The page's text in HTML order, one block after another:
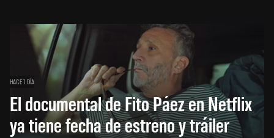
HACE 1 DÍA
El documental de Fito Páez en Netflix
ya tiene fecha de estreno y tráiler